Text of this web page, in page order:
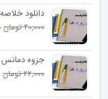
دانلود
40,000 تومان
جزوه دمانس
22,000 تومان